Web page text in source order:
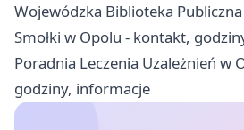
Wojewódzka Biblioteka
Smołki w Opolu - kontakt,
Poradnia Leczenia Uzależnień w
godziny, informacje